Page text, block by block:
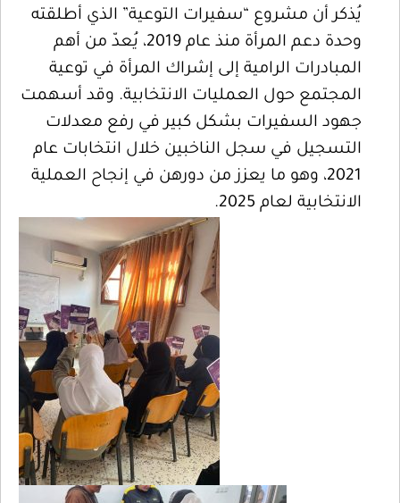
يُذكر أن مشروع “سفيرات التوعية” الذي أطلقته
وحدة دعم المرأة منذ عام 2019، يُعدّ من أهم
المبادرات الرامية إلى إشراك المرأة في توعية
المجتمع حول العمليات الانتخابية. وقد أسهمت
جهود السفيرات بشكل كبير في رفع معدلات
التسجيل في سجل الناخبين خلال انتخابات عام
2021، وهو ما يعزز من دورهن في إنجاح العملية
الانتخابية لعام 2025.